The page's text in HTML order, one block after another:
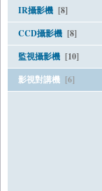
IR攝影機 [8]
CCD攝影機 [8]
監視攝影機 [10]
影視對講機 [6]